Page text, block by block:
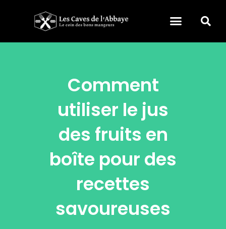
Comment
utiliser le jus
des fruits en
boîte pour des
recettes
savoureuses